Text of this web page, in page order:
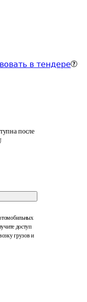
в тендере
после
доступ
грузов и